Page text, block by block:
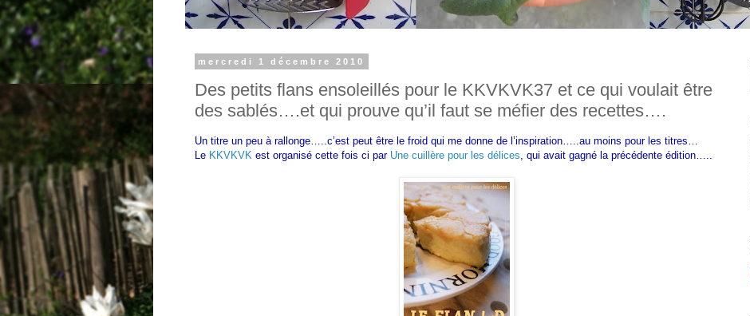
mercredi 1 décembre 2010
Des petits flans ensoleillés pour le KKVKVK37 et ce qui voulait être
des sablés….et qui prouve qu’il faut se méfier des recettes….
Un titre un peu à rallonge…..c’est peut être le froid qui me donne de l’inspiration…..au moins pour les titres…
Le KKVKVK est organisé cette fois ci par Une cuillère pour les délices , qui avait gagné la précédente édition…..